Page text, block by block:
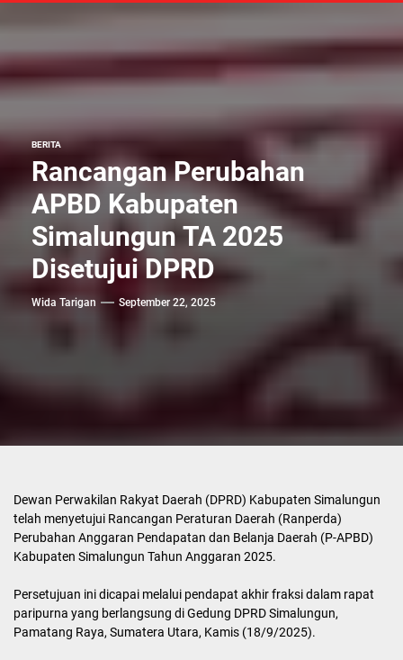
BERITA
Rancangan Perubahan
APBD Kabupaten
Simalungun TA 2025
Disetujui DPRD
Wida Tarigan September 22, 2025
Dewan Perwakilan Rakyat Daerah (DPRD) Kabupaten Simalungun
telah menyetujui Rancangan Peraturan Daerah (Ranperda)
Perubahan Anggaran Pendapatan dan Belanja Daerah (P-APBD)
Kabupaten Simalungun Tahun Anggaran 2025.
Persetujuan ini dicapai melalui pendapat akhir fraksi dalam rapat
paripurna yang berlangsung di Gedung DPRD Simalungun,
Pamatang Raya, Sumatera Utara, Kamis (18/9/2025).